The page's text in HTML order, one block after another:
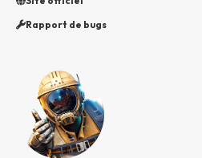
Rapport de bugs